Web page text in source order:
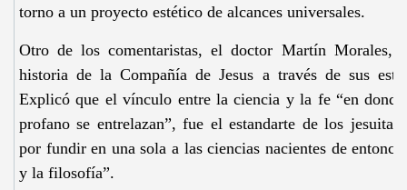
torno a un proyecto estético de alcances universales.
Otro de los comentaristas, el doctor Martín Morales,
historia de la Compañía de Jesus a través de sus
Explicó que el vínculo entre la ciencia y la fe “en
profano se entrelazan”, fue el estandarte de los
por fundir en una sola a las ciencias nacientes de
y la filosofía”.